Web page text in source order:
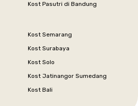
Kost Pasutri di Bandung
Kost Semarang
Kost Surabaya
Kost Solo
Kost Jatinangor Sumedang
Kost Bali